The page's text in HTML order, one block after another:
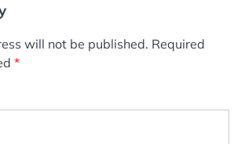
will not be published. Required
*